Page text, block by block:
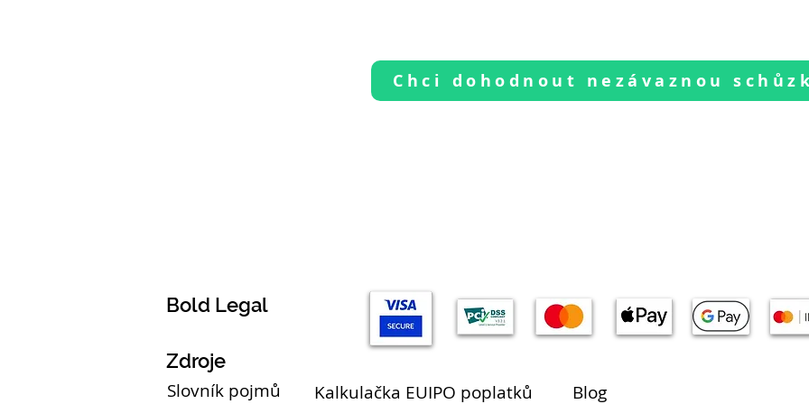
Chci dohodnout nezávaznou
Bold Legal
Zdroje
Slovník pojmů
Kalkulačka EUIPO poplatků Blog